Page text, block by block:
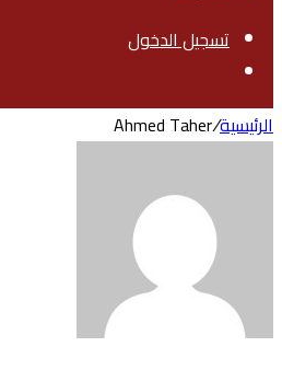
تسجيل الدخول
عن
الرئيسية/
Ahmed Taher